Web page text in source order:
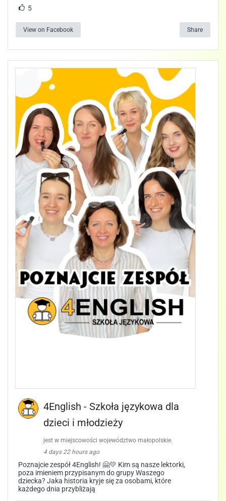
5
View on Facebook Share
4English - Szkoła językowa dla
dzieci i młodzieży
jest w miejscowości województwo małopolskie.
4 days 22 hours ago
Poznajcie zespół 4English! 🤗💛 Kim są nasze lektorki,
poza imieniem przypisanym do grupy Waszego
dziecka? Jaka historia kryje się za osobami, które
każdego dnia przybliżają